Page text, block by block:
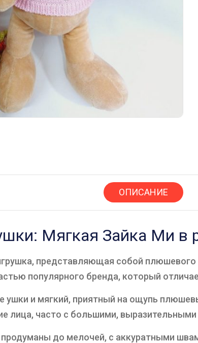
ОПИСАНИЕ
Мягкая Зайка Ми в
представляющая собой
популярного бренда, который
ушки и мягкий, приятный на ощупь
лица, часто с большими,
до мелочей, с аккуратными